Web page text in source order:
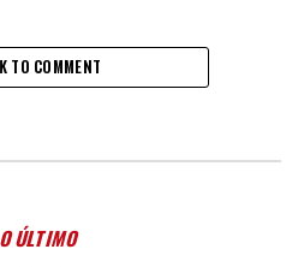
TO COMMENT
ÚLTIMO